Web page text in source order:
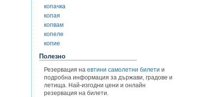
копачка
копая
копвам
копеле
копие
Полезно
Резервация на евтини самолетни билети и
подробна информация за държави, градове и
летища. Най-изгодни цени и онлайн
резервация на билети.